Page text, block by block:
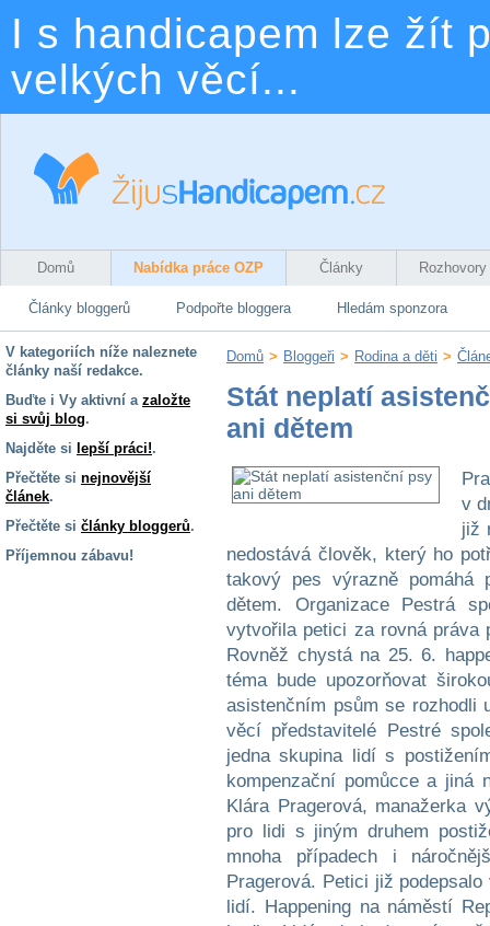
I s handicapem lze žít
velkých věcí...
Domů Nabídka práce OZP Články Rozhovory
Články bloggerů Podpořte bloggera Hledám sponzora
V kategoriích níže naleznete
články naší redakce.
Buďte i Vy aktivní a založte
si svůj blog.
Najděte si lepší práci!.
Přečtěte si nejnovější
článek.
Přečtěte si články bloggerů.
Příjemnou zábavu!
Domů > Bloggeři > Rodina a děti >
Stát neplatí
ani dětem
v
již
nedostává člověk, který ho
takový pes výrazně pomáhá
dětem. Organizace Pestrá
vytvořila petici za rovná práva
Rovněž chystá na 25. 6.
téma bude upozorňovat
asistenčním psům se rozhodli
věcí představitelé Pestré
jedna skupina lidí s
kompenzační pomůcce a jiná
Klára Pragerová, manažerka
pro lidi s jiným druhem
mnoha případech i
Pragerová. Petici již
lidí. Happening na náměstí